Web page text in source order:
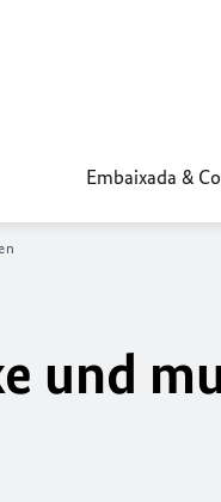
Embaixada &
und